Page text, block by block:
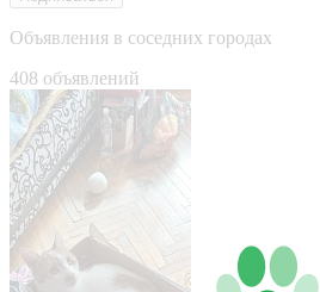
Объявления в соседних городах
408 объявлений